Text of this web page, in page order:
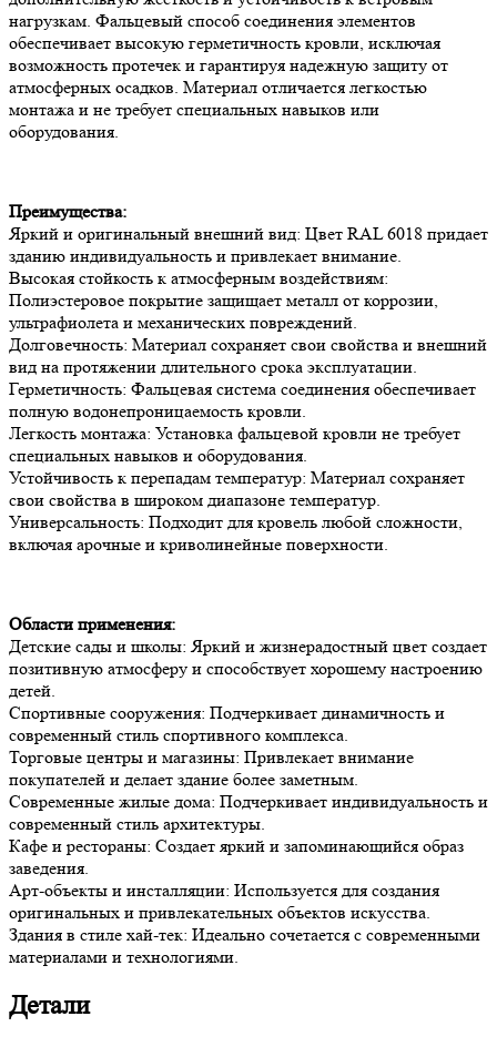
нагрузкам. Фальцевый способ соединения элементов
обеспечивает высокую герметичность кровли, исключая
возможность протечек и гарантируя надежную защиту от
атмосферных осадков. Материал отличается легкостью
монтажа и не требует специальных навыков или
оборудования.
Преимущества:
Яркий и оригинальный внешний вид: Цвет RAL 6018 придает
зданию индивидуальность и привлекает внимание.
Высокая стойкость к атмосферным воздействиям:
Полиэстеровое покрытие защищает металл от коррозии,
ультрафиолета и механических повреждений.
Долговечность: Материал сохраняет свои свойства и внешний
вид на протяжении длительного срока эксплуатации.
Герметичность: Фальцевая система соединения обеспечивает
полную водонепроницаемость кровли.
Легкость монтажа: Установка фальцевой кровли не требует
специальных навыков и оборудования.
Устойчивость к перепадам температур: Материал сохраняет
свои свойства в широком диапазоне температур.
Универсальность: Подходит для кровель любой сложности,
включая арочные и криволинейные поверхности.
Области применения:
Детские сады и школы: Яркий и жизнерадостный цвет создает
позитивную атмосферу и способствует хорошему настроению
детей.
Спортивные сооружения: Подчеркивает динамичность и
современный стиль спортивного комплекса.
Торговые центры и магазины: Привлекает внимание
покупателей и делает здание более заметным.
Современные жилые дома: Подчеркивает индивидуальность и
современный стиль архитектуры.
Кафе и рестораны: Создает яркий и запоминающийся образ
заведения.
Арт-объекты и инсталляции: Используется для создания
оригинальных и привлекательных объектов искусства.
Здания в стиле хай-тек: Идеально сочетается с современными
материалами и технологиями.
Детали